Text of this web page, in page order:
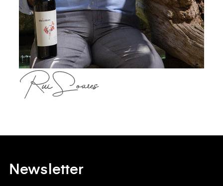
Newsletter